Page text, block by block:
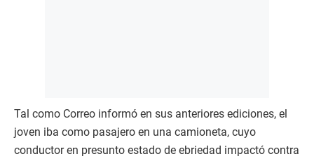
Tal como Correo informó en sus anteriores ediciones, el
joven iba como pasajero en una camioneta, cuyo
conductor en presunto estado de ebriedad impactó contra